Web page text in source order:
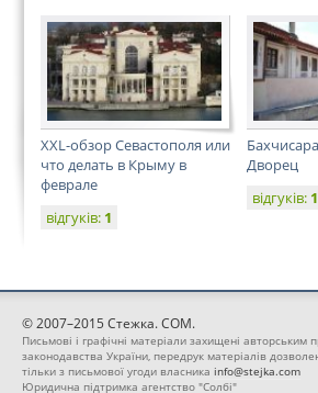
XXL-обзор Севастополя или
что делать в Крыму в
феврале
відгуків: 1
Дворец
відгуків: 1
© 2007–2015 Стежка. COM.
Письмові і графічні матеріали захищені авторським
законодавства України, передрук матеріалів
тільки з письмової угоди власника info@stejka.com
Юридична підтримка агентство "Солбі"